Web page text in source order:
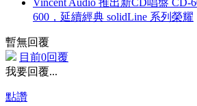
600，延續經典 solidLine 系列榮耀
暫無回覆
目前0回覆
我要回覆...
點讚